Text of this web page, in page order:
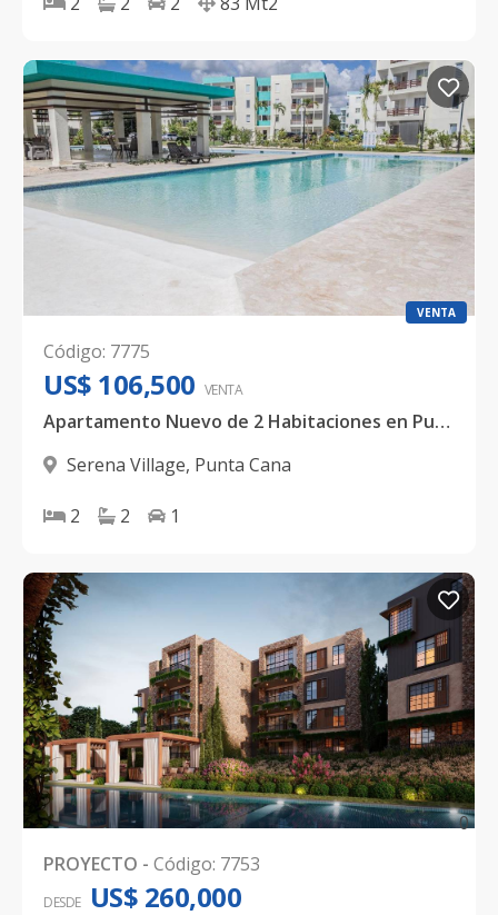
VENTA
Código: 7775
US$ 106,500 VENTA
Apartamento Nuevo de 2 Habitaciones en Punta Cana | Excelente Oportunidad de Inversión
Serena Village, Punta Cana
2 2 1
0
PROYECTO - Código: 7753
DESDE US$ 260,000